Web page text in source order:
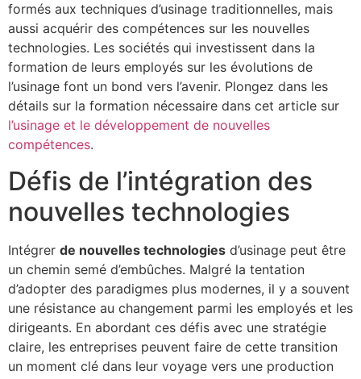
formés aux techniques d’usinage traditionnelles, mais
aussi acquérir des compétences sur les nouvelles
technologies. Les sociétés qui investissent dans la
formation de leurs employés sur les évolutions de
l’usinage font un bond vers l’avenir. Plongez dans les
détails sur la formation nécessaire dans cet article sur
l’usinage et le développement de nouvelles
compétences.
Défis de l’intégration des
nouvelles technologies
Intégrer de nouvelles technologies d’usinage peut être
un chemin semé d’embûches. Malgré la tentation
d’adopter des paradigmes plus modernes, il y a souvent
une résistance au changement parmi les employés et les
dirigeants. En abordant ces défis avec une stratégie
claire, les entreprises peuvent faire de cette transition
un moment clé dans leur voyage vers une production